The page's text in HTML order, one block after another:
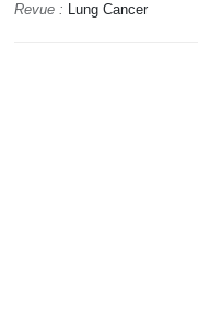
Revue : Lung Cancer